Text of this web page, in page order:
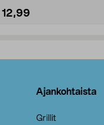
12,99
Ajankohtaista
Grillit